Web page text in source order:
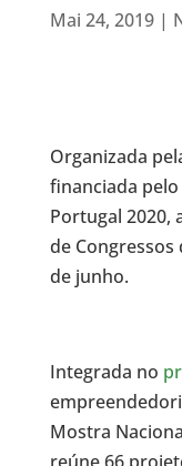
Mai 24, 2019|
Organizada
financiada pelo
Portugal 2020,
de Congressos
de junho.
Integrada no
Mostra